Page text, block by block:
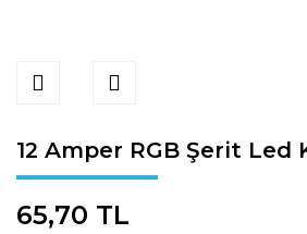
12 Amper RGB Şerit Led
65,70 TL